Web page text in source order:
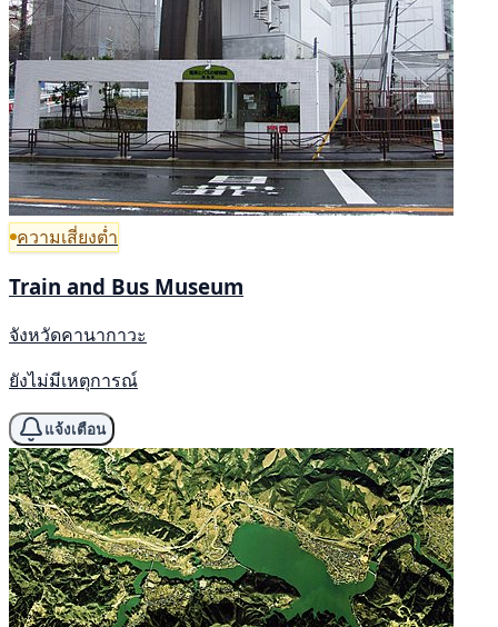
ความเสี่ยงต่ำ
Train and Bus Museum
จังหวัดคานากาวะ
ยังไม่มีเหตุการณ์
แจ้งเตือน